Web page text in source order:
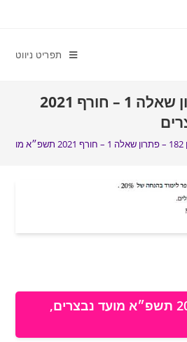
תפריט ניווט
שאלון 182 – פתרון שאלה 1 – חורף 2021
שאלה 1 – חורף2021 תשפ״א מועד נבצרים,